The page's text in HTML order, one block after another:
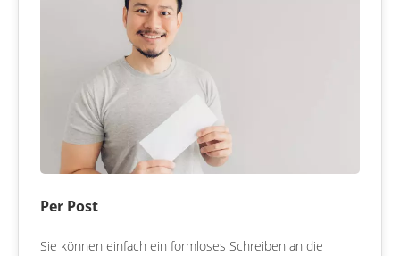
Per Post
Sie können einfach ein formloses Schreiben an die